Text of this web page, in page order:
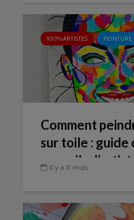
100% ARTISTES PEINTURE
Comment
sur toile : guide
conseils d’artiste
Il y a 11 mois